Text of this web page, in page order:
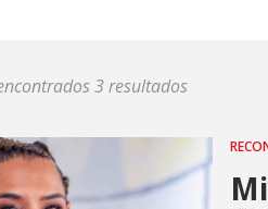
3 resultados